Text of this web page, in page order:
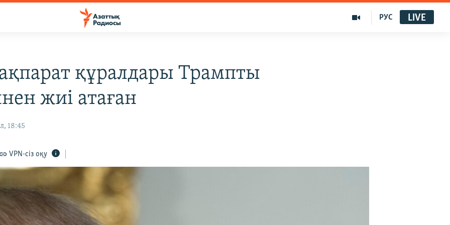
РУС LIVE
құралдары Трампты
жиі атаған
18:45
VPN-сіз оқу